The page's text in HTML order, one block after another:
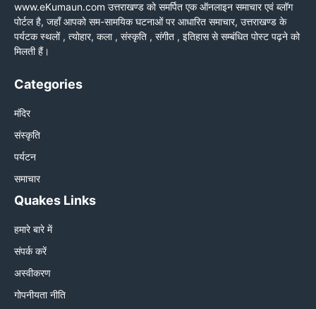
www.eKumaun.com उत्तराखण्ड को समर्पित एक ऑनलाइन समाचार एवं ब्लॉग
पोर्टल है, जहाँ आपको सम-सामयिक घटनाओं पर आधारित समाचार, उत्तराखण्ड के
पर्यटक स्थलों , त्योहार, कला , संस्कृति , संगीत , इतिहास से सम्बंधित पोस्ट पढ़ने को
मिलती हैं।
Categories
मंदिर
संस्कृति
पर्यटन
समाचार
Quakes Links
हमारे बारे में
संपर्क करें
अस्वीकरण
गोपनीयता नीति